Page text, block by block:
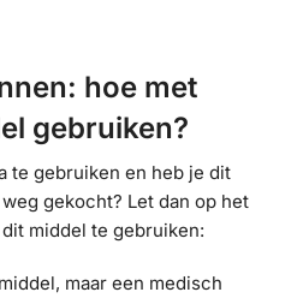
hoe met
gebruiken?
te gebruiken en heb je dit
gekocht? Let dan op het
middel te gebruiken:
maar een medisch